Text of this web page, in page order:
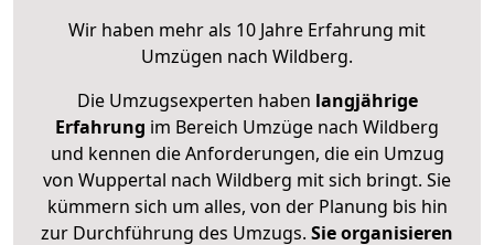
Wir haben mehr als 10 Jahre Erfahrung mit
Umzügen nach Wildberg.
Die Umzugsexperten haben langjährige
Erfahrung im Bereich Umzüge nach Wildberg
und kennen die Anforderungen, die ein Umzug
von Wuppertal nach Wildberg mit sich bringt. Sie
kümmern sich um alles, von der Planung bis hin
zur Durchführung des Umzugs. Sie organisieren